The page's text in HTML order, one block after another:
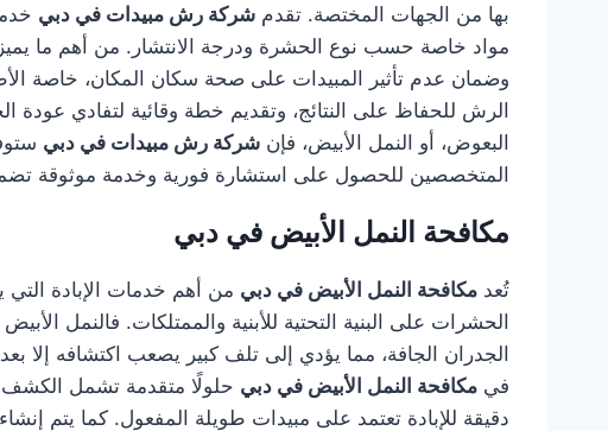
بها من الجهات المختصة. تقدمشركة رش مبيدات في دبي
مواد خاصة حسب نوع الحشرة ودرجة الانتشار. من أهم ما يميز
وضمان عدم تأثير المبيدات على صحة سكان المكان، خاصة
الرش للحفاظ على النتائج، وتقديم خطة وقائية لتفادي عودة
البعوض، أو النمل الأبيض، فإنشركة رش مبيدات في دبي
المتخصصين للحصول على استشارة فورية وخدمة موثوقة
مكافحة النمل الأبيض في دبي
تُعدمكافحة النمل الأبيض في دبي من أهم خدمات الإبادة التي
الحشرات على البنية التحتية للأبنية والممتلكات. فالنمل
الجدران الجافة، مما يؤدي إلى تلف كبير يصعب اكتشافه إلا
فيمكافحة النمل الأبيض في دبي حلولًا متقدمة تشمل الكشف
دقيقة للإبادة تعتمد على مبيدات طويلة المفعول. كما يتم